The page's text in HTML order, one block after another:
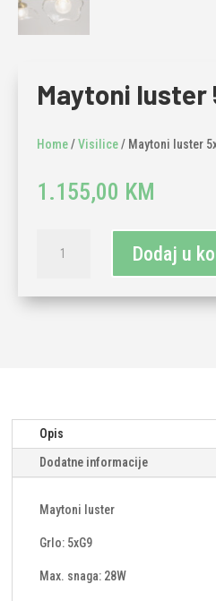
Maytoni luster
Home/Visilice/ Maytoni luster
1.155,00 KM
luster
zlatna
Dodaj u
Opis
Dodatne informacije
Maytoni luster
Grlo: 5xG9
Max. snaga: 28W